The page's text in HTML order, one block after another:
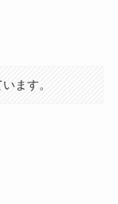
ます。